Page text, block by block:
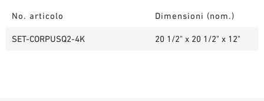
No. articolo Dimensioni (nom.)
SET-CORPUSQ2-4K 20 1/2" x 20 1/2" x 12"